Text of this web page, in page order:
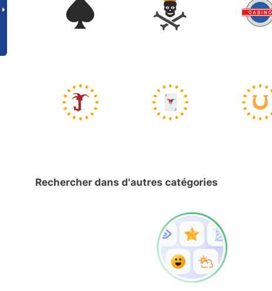
Rechercher dans d'autres catégories